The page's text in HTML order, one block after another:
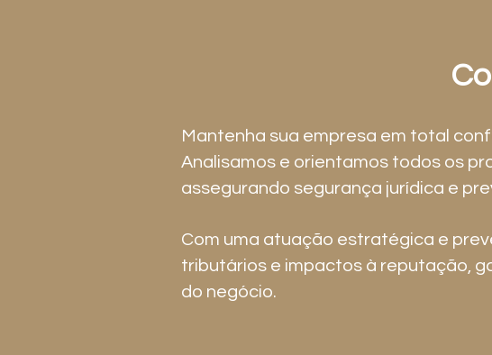
Mantenha sua empresa em total
Analisamos e orientamos todos os
assegurando segurança jurídica e
Com uma atuação estratégica e
tributários e impactos à reputação,
do negócio.